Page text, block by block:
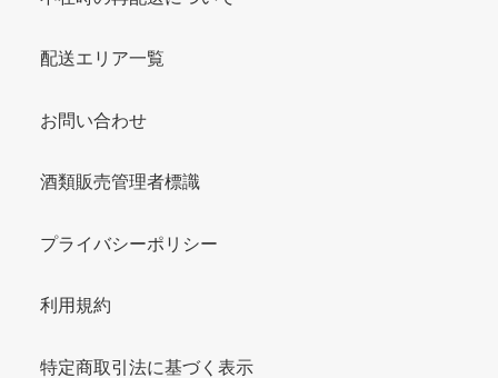
配送エリア一覧
お問い合わせ
酒類販売管理者標識
プライバシーポリシー
利用規約
特定商取引法に基づく表示